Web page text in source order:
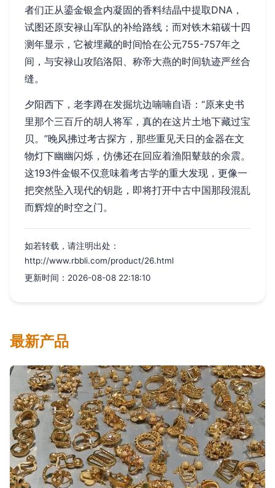
者们正从鎏金银盒内凝固的香料结晶中提取DNA，
试图还原安禄山军队的补给路线；而对铁木箱碳十四
测年显示，它被埋藏的时间恰在公元755-757年之
间，与安禄山攻陷洛阳、称帝大燕的时间轨迹严丝合
缝。
夕阳西下，老李蹲在发掘坑边喃喃自语：“原来史书
里那个三百斤的胡人将军，真的在这片土地下藏过宝
贝。”晚风拂过考古探方，那些重见天日的金器在文
物灯下幽幽闪烁，仿佛还在回应着渔阳鼙鼓的余震。
这193件金银不仅意味着考古学的重大发现，更像一
把突然坠入现代的钥匙，即将打开中古中国那段混乱
而辉煌的时空之门。
如若转载，请注明出处：
http://www.rbbli.com/product/26.html
更新时间：2026-08-08 22:18:10
最新产品